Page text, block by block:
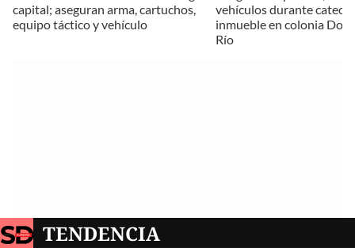
capital; aseguran arma, cartuchos,
equipo táctico y vehículo
vehículos durante cateo a
inmueble en colonia
Río
TENDENCIA